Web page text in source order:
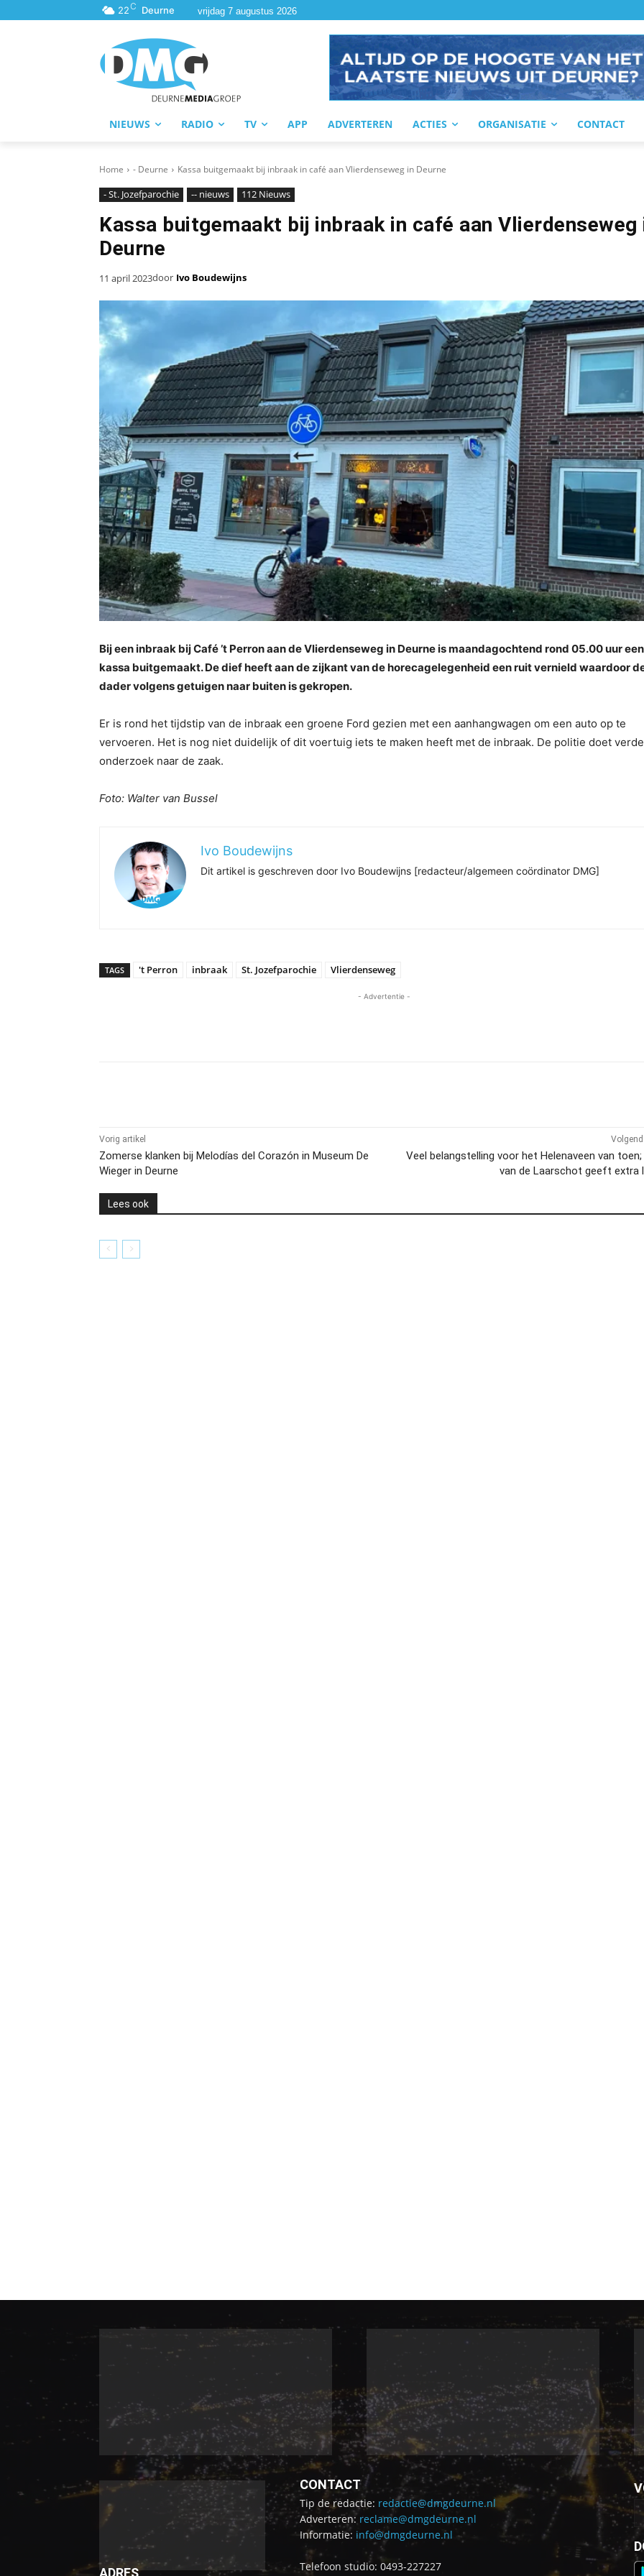
22C Deurne vrijdag 7 augustus 2026
NIEUWS RADIO TV APP ADVERTEREN ACTIES ORGANISATIE CONTACT
Home - Deurne Kassa buitgemaakt bij inbraak in café aan Vlierdenseweg in Deurne
- St. Jozefparochie -- nieuws 112 Nieuws
Kassa buitgemaakt bij inbraak in café aan Vlierdenseweg
Deurne
11 april 2023door Ivo Boudewijns
Bij een inbraak bij Café ’t Perron aan de Vlierdenseweg in Deurne is maandagochtend rond 05.00 uur een
kassa buitgemaakt. De dief heeft aan de zijkant van de horecagelegenheid een ruit vernield waardoor
dader volgens getuigen naar buiten is gekropen.
Er is rond het tijdstip van de inbraak een groene Ford gezien met een aanhangwagen om een auto op te
vervoeren. Het is nog niet duidelijk of dit voertuig iets te maken heeft met de inbraak. De politie doet
onderzoek naar de zaak.
Foto: Walter van Bussel
Ivo Boudewijns
Dit artikel is geschreven door Ivo Boudewijns [redacteur/algemeen coördinator DMG]
TAGS 't Perron inbraak St. Jozefparochie Vlierdenseweg
- Advertentie -
Vorig artikel
Zomerse klanken bij Melodías del Corazón in Museum De
Wieger in Deurne
Veel belangstelling voor het Helenaveen van toen;
van de Laarschot geeft extra
Lees ook
CONTACT
Tip de redactie: redactie@dmgdeurne.nl
Adverteren: reclame@dmgdeurne.nl
Informatie: info@dmgdeurne.nl
Telefoon studio: 0493-227227